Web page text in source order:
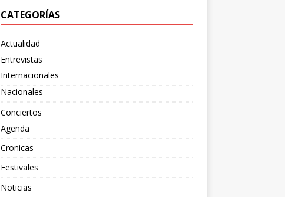
CATEGORÍAS
Actualidad
Entrevistas
Internacionales
Nacionales
Conciertos
Agenda
Cronicas
Festivales
Noticias